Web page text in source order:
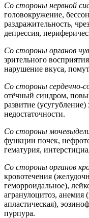
Со стороны нервной
головокружение,
раздражительность,
депрессия,
Со стороны органов
зрительного
нарушение вкуса,
Со стороны сердечно-
отёчный синдром,
развитие
недостаточности.
Со стороны
функции почек,
гематурия,
Со стороны органов
кровотечения
геморроидальное),
агранулоцитоз, анемия
апластическая),
пурпура.